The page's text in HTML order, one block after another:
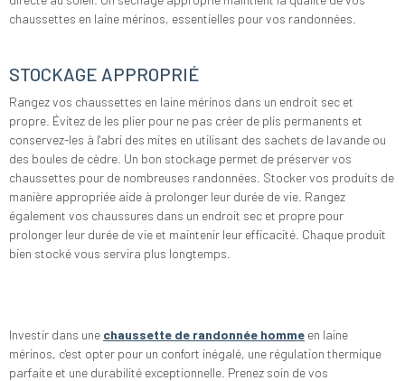
chaussettes en laine mérinos, essentielles pour vos randonnées.
STOCKAGE APPROPRIÉ
Rangez vos chaussettes en laine mérinos dans un endroit sec et
propre. Évitez de les plier pour ne pas créer de plis permanents et
conservez-les à l'abri des mites en utilisant des sachets de lavande ou
des boules de cèdre. Un bon stockage permet de préserver vos
chaussettes pour de nombreuses randonnées. Stocker vos produits de
manière appropriée aide à prolonger leur durée de vie. Rangez
également vos chaussures dans un endroit sec et propre pour
prolonger leur durée de vie et maintenir leur efficacité. Chaque produit
bien stocké vous servira plus longtemps.
Investir dans une chaussette de randonnée homme en laine
mérinos, c'est opter pour un confort inégalé, une régulation thermique
parfaite et une durabilité exceptionnelle. Prenez soin de vos